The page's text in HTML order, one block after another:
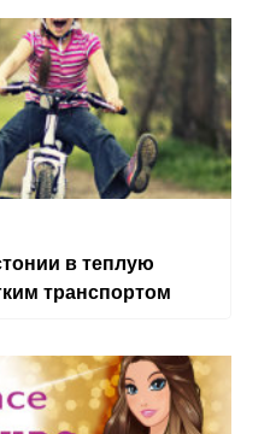
в теплую
транспортом